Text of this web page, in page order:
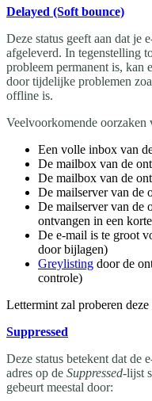
Delayed (Soft bounce)
Deze status geeft aan dat
afgeleverd. In tegenstelling
probleem permanent is, kan
door tijdelijke problemen
offline is.
Veelvoorkomende oorzaken
Een volle inbox van
De mailbox van de
De mailbox van de
De mailserver van de
De mailserver van de
ontvangen in een
De e-mail is te groot
door bijlagen)
Greylisting door de
controle)
Lettermint zal proberen
Suppressed
Deze status betekent dat de
adres op de Suppressed-lijst
gebeurt meestal door: